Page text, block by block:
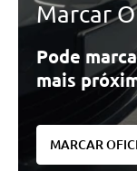
Marcar
Pode
mais
MARCAR